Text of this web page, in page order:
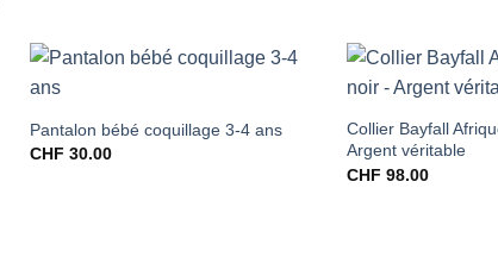
Pantalon bébé coquillage 3-4 ans
CHF 30.00
Collier Bayfall
Argent véritable
CHF 98.00